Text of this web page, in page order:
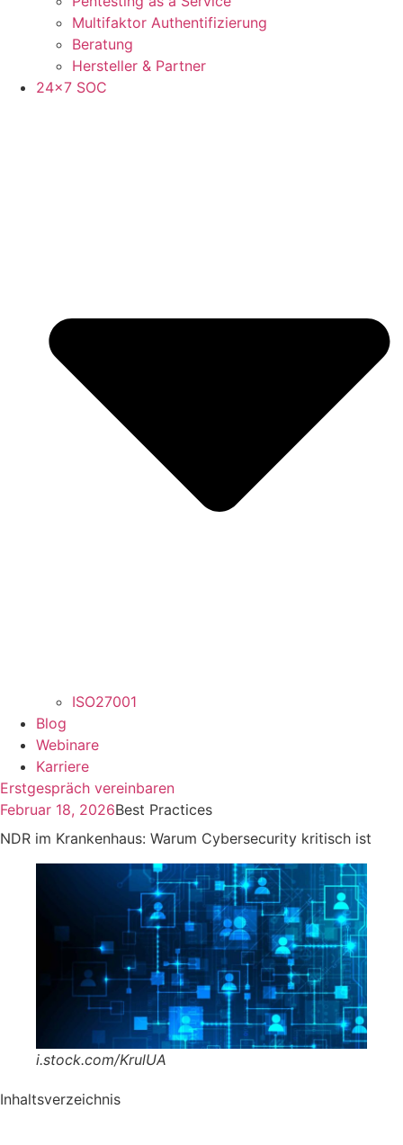
Multifaktor Authentifizierung
Beratung
Hersteller & Partner
24×7 SOC
ISO27001
Blog
Webinare
Karriere
Erstgespräch vereinbaren
Februar 18, 2026Best Practices
NDR im Krankenhaus: Warum Cybersecurity kritisch ist
i.stock.com/KrulUA
Inhaltsverzeichnis